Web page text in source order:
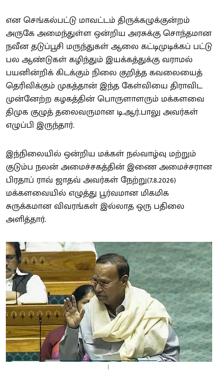
என செங்கல்பட்டு மாவட்டம் திருக்கழுக்குன்றம்
அருகே அமைந்துள்ள ஒன்றிய அரசுக்கு சொந்தமான
நவீன தடுப்பூசி மருந்துகள் ஆலை கட்டிமுடிக்கப் பட்டு
பல ஆண்டுகள் கழிந்தும் இயக்கத்துக்கு வராமல்
பயனின்றிக் கிடக்கும் நிலை குறித்த கவலையைத்
தெரிவிக்கும் முகத்தான் இந்த கேள்வியை திராவிட
முன்னேற்ற கழகத்தின் பொருளாளரும் மக்களவை
திமுக குழுத் தலைவருமான டி.ஆர்.பாலு அவர்கள்
எழுப்பி இருந்தார்.
இந்நிலையில் ஒன்றிய மக்கள் நல்வாழ்வு மற்றும்
குடும்ப நலன் அமைச்சகத்தின் இணை அமைச்சரான
பிரதாப் ராவ் ஜாதவ் அவர்கள் நேற்று(7.8.2026)
மக்களவையில் எழுத்து பூர்வமான மிகமிக
சுருக்கமான விவரங்கள் இல்லாத ஒரு பதிலை
அளித்தார்.